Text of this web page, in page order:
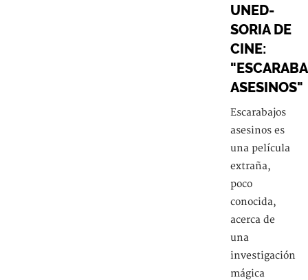
UNED-
SORIA DE
CINE:
ASESINOS"
Escarabajos
asesinos es
una película
extraña,
poco
conocida,
acerca de
una
investigación
mágica